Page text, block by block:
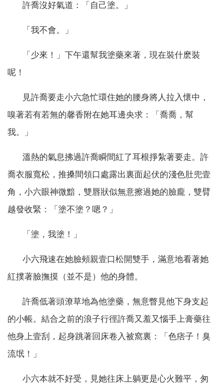
許喬沒好氣道：「自己塗。」
「我不會。」
「少來！」下午還幫我塗藥來著，現在裝什麽裝
呢！
見許喬要走小六急忙環住她的腰身將人拉入懷中，
嗅著若有若無的馨香附在她耳邊央求：「喬喬，幫
我。」
溫熱的氣息拂過許喬瞬間紅了耳根掙紮著要走。許
喬衣服寬松，推搡間領口處露出裏面起伏的淺色肚兜壹
角，小六眼神微黯，雙唇狀似無意擦過她的臉龐，雙臂
越發收緊：「塗不塗？嗯？」
「塗，我塗！」
小六飛速在她臉頰親壹口松開雙手，滿意地看著她
紅撲著臉撫摸（並不是）他的身體。
許喬低著頭潦草地為他塗藥，無意瞥見他下身支起
的小帳。結合之前的浪子行徑許喬又羞又惱手上膏藥往
他身上壹刮，起身跳著回床卷入被窩裏：「色痞子！臭
流氓！」
小六本就不好受，見她往床上躺更是心火難平，匆